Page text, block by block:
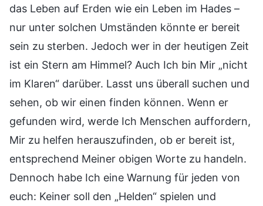
das Leben auf Erden wie ein Leben im Hades –
nur unter solchen Umständen könnte er bereit
sein zu sterben. Jedoch wer in der heutigen Zeit
ist ein Stern am Himmel? Auch Ich bin Mir „nicht
im Klaren“ darüber. Lasst uns überall suchen und
sehen, ob wir einen finden können. Wenn er
gefunden wird, werde Ich Menschen auffordern,
Mir zu helfen herauszufinden, ob er bereit ist,
entsprechend Meiner obigen Worte zu handeln.
Dennoch habe Ich eine Warnung für jeden von
euch: Keiner soll den „Helden“ spielen und